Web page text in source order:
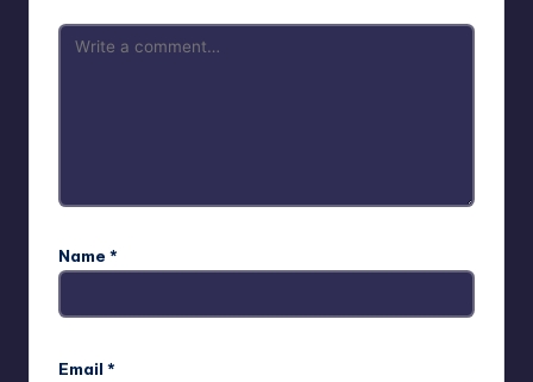
Name *
Email *